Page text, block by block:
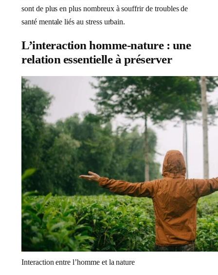
sont de plus en plus nombreux à souffrir de troubles de
santé mentale liés au stress urbain.
L’interaction homme-nature : une
relation essentielle à préserver
Interaction entre l’homme et la nature